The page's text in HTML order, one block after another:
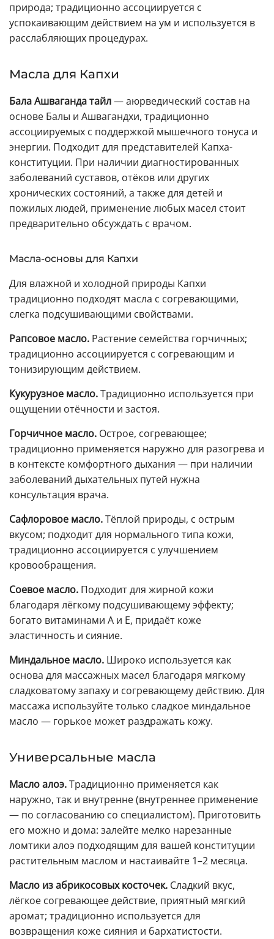
природа; традиционно ассоциируется с
успокаивающим действием на ум и используется в
расслабляющих процедурах.
Масла для Капхи
Бала Ашваганда тайл— аюрведический состав на
основе Балы и Ашвагандхи, традиционно
ассоциируемых с поддержкой мышечного тонуса и
энергии. Подходит для представителей Капха-
конституции. При наличии диагностированных
заболеваний суставов, отёков или других
хронических состояний, а также для детей и
пожилых людей, применение любых масел стоит
предварительно обсуждать с врачом.
Масла-основы для Капхи
Для влажной и холодной природы Капхи
традиционно подходят масла с согревающими,
слегка подсушивающими свойствами.
Рапсовое масло. Растение семейства горчичных;
традиционно ассоциируется с согревающим и
тонизирующим действием.
Кукурузное масло.Традиционно используется при
ощущении отёчности и застоя.
Горчичное масло. Острое, согревающее;
традиционно применяется наружно для разогрева и
в контексте комфортного дыхания — при наличии
заболеваний дыхательных путей нужна
консультация врача.
Сафлоровое масло.Тёплой природы, с острым
вкусом; подходит для нормального типа кожи,
традиционно ассоциируется с улучшением
кровообращения.
Соевое масло. Подходит для жирной кожи
благодаря лёгкому подсушивающему эффекту;
богато витаминами A и E, придаёт коже
эластичность и сияние.
Миндальное масло. Широко используется как
основа для массажных масел благодаря мягкому
сладковатому запаху и согревающему действию. Для
массажа используйте только сладкое миндальное
масло — горькое может раздражать кожу.
Универсальные масла
Масло алоэ.Традиционно применяется как
наружно, так и внутренне (внутреннее применение
— по согласованию со специалистом). Приготовить
его можно и дома: залейте мелко нарезанные
ломтики алоэ подходящим для вашей конституции
растительным маслом и настаивайте 1–2 месяца.
Масло из абрикосовых косточек. Сладкий вкус,
лёгкое согревающее действие, приятный мягкий
аромат; традиционно используется для
возвращения коже сияния и бархатистости.